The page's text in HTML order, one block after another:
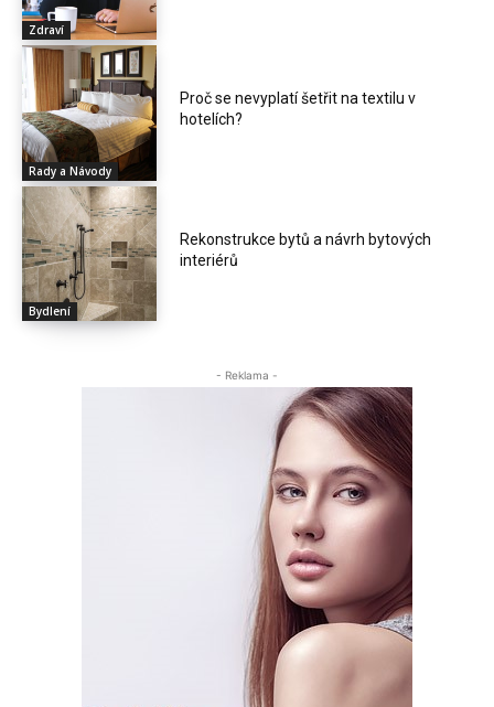
Zdraví
Rady a Návody
Proč se nevyplatí šetřit na textilu v
hotelích?
Bydlení
Rekonstrukce bytů a návrh bytových
interiérů
- Reklama -